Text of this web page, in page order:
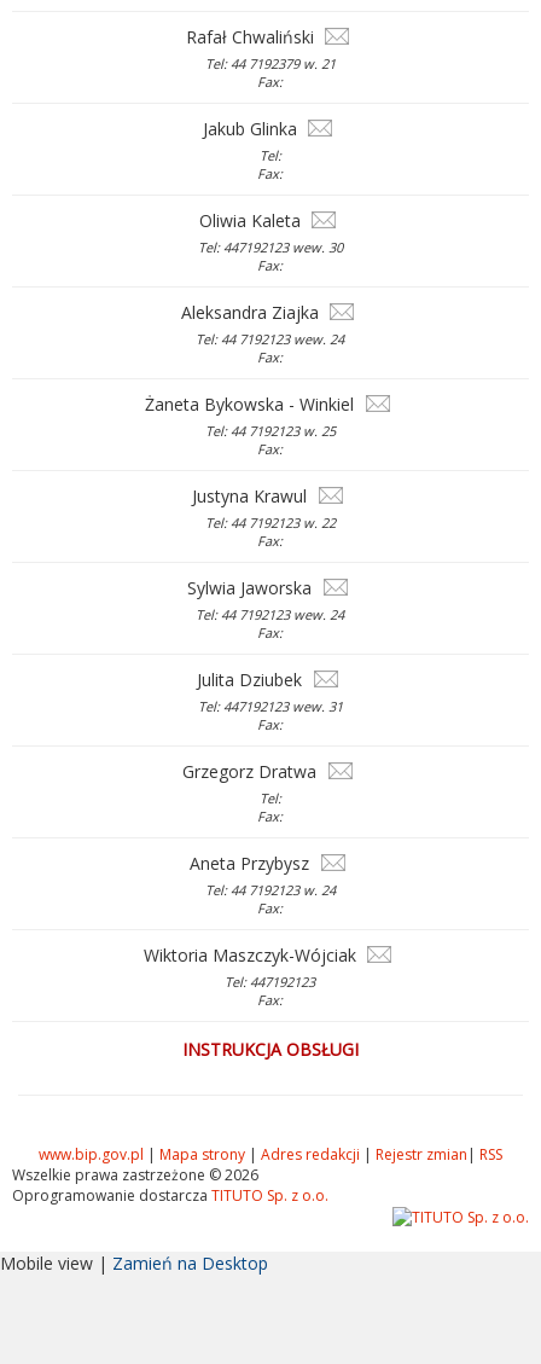
Rafał Chwaliński
Tel: 44 7192379 w. 21
Fax:
Jakub Glinka
Tel:
Fax:
Oliwia Kaleta
Tel: 447192123 wew. 30
Fax:
Aleksandra Ziajka
Tel: 44 7192123 wew. 24
Fax:
Żaneta Bykowska - Winkiel
Tel: 44 7192123 w. 25
Fax:
Justyna Krawul
Tel: 44 7192123 w. 22
Fax:
Sylwia Jaworska
Tel: 44 7192123 wew. 24
Fax:
Julita Dziubek
Tel: 447192123 wew. 31
Fax:
Grzegorz Dratwa
Tel:
Fax:
Aneta Przybysz
Tel: 44 7192123 w. 24
Fax:
Wiktoria Maszczyk-Wójciak
Tel: 447192123
Fax:
INSTRUKCJA OBSŁUGI
www.bip.gov.pl | Mapa strony | Adres redakcji | Rejestr zmian | RSS
Wszelkie prawa zastrzeżone © 2026
Oprogramowanie dostarcza TITUTO Sp. z o.o.
Mobile view | Zamień na Desktop